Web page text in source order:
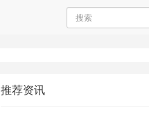
推荐资讯